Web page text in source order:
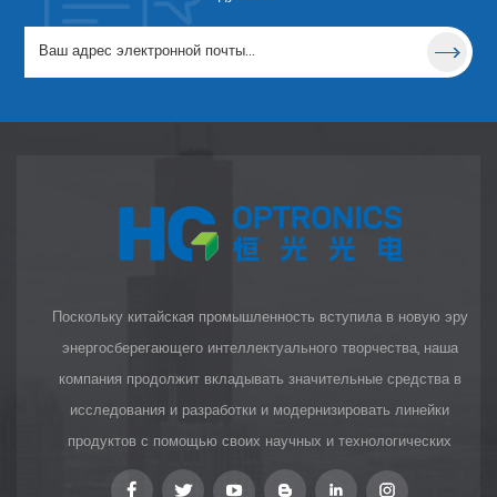
диапазона, и оно
используется для
спектра при
такого как
лечение сосудов и
акне, омоложение
кожи.
Поскольку китайская промышленность вступила в новую эру
энергосберегающего интеллектуального творчества, наша
компания продолжит вкладывать значительные средства в
исследования и разработки и модернизировать линейки
продуктов с помощью своих научных и технологических
инноваций, чтобы предоставить клиентам